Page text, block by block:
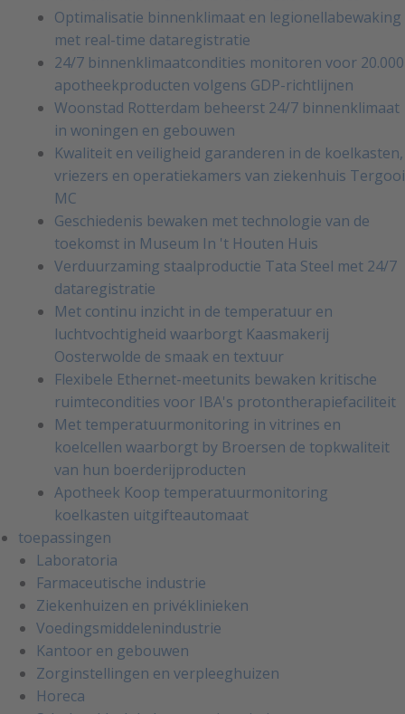
Optimalisatie binnenklimaat en legionellabewaking
met real-time dataregistratie
24/7 binnenklimaatcondities monitoren voor 20.000
apotheekproducten volgens GDP-richtlijnen
Woonstad Rotterdam beheerst 24/7 binnenklimaat
in woningen en gebouwen
Kwaliteit en veiligheid garanderen in de koelkasten,
vriezers en operatiekamers van ziekenhuis Tergooi
MC
Geschiedenis bewaken met technologie van de
toekomst in Museum In 't Houten Huis
Verduurzaming staalproductie Tata Steel met 24/7
dataregistratie
Met continu inzicht in de temperatuur en
luchtvochtigheid waarborgt Kaasmakerij
Oosterwolde de smaak en textuur
Flexibele Ethernet-meetunits bewaken kritische
ruimtecondities voor IBA's protontherapiefaciliteit
Met temperatuurmonitoring in vitrines en
koelcellen waarborgt by Broersen de topkwaliteit
van hun boerderijproducten
Apotheek Koop temperatuurmonitoring
koelkasten uitgifteautomaat
toepassingen
Laboratoria
Farmaceutische industrie
Ziekenhuizen en privéklinieken
Voedingsmiddelenindustrie
Kantoor en gebouwen
Zorginstellingen en verpleeghuizen
Horeca